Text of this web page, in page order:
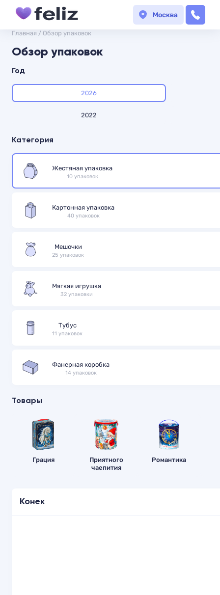
Москва
Главная / Обзор упаковок
Обзор упаковок
Год
2026
2022
Категория
Жестяная упаковка
10 упаковок
Картонная упаковка
40 упаковок
Мешочки
25 упаковок
Мягкая игрушка
32 упаковки
Тубус
11 упаковок
Фанерная коробка
14 упаковок
Товары
Грация
Приятного
чаепития
Романтика
Конек